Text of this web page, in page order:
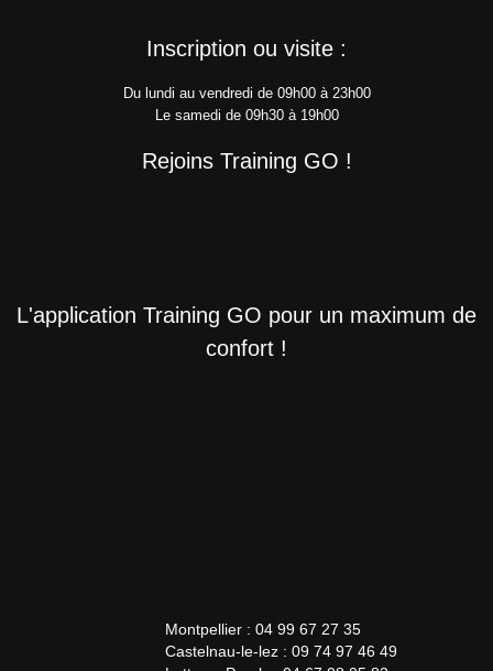
Inscription ou visite :
Du lundi au vendredi de 09h00 à 23h00
Le samedi de 09h30 à 19h00
Rejoins Training GO !
L'application Training GO pour un maximum de
confort !
Montpellier : 04 99 67 27 35
Castelnau-le-lez : 09 74 97 46 49